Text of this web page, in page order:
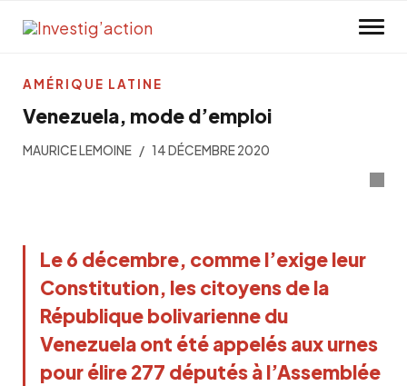
Venezuela, mode d’emploi
MAURICE LEMOINE 14 DÉCEMBRE 2020
Le 6 décembre, comme l’exige leur
Constitution, les citoyens de la
République bolivarienne du
Venezuela ont été appelés aux urnes
pour élire 277 députés à l’Assemblée
AMÉRIQUE LATINE